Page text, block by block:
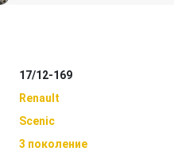
17/12-169
Renault
Scenic
3 поколение